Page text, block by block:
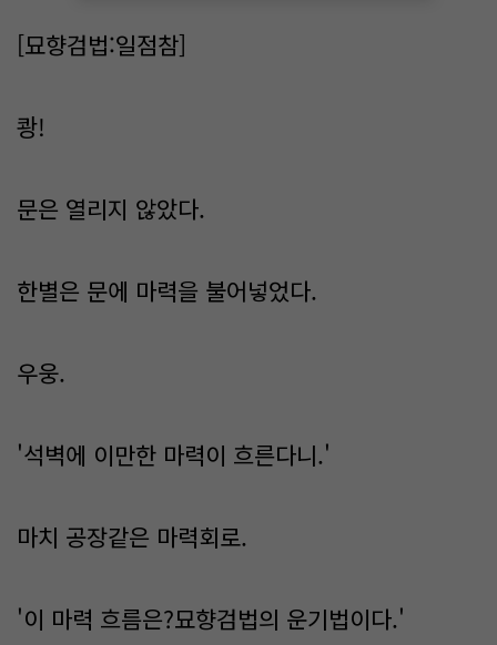
[묘향검법:일점참]
쾅!
문은 열리지 않았다.
한별은 문에 마력을 불어넣었다.
우웅.
'석벽에 이만한 마력이 흐른다니.'
마치 공장같은 마력회로.
'이 마력 흐름은?묘향검법의 운기법이다.'